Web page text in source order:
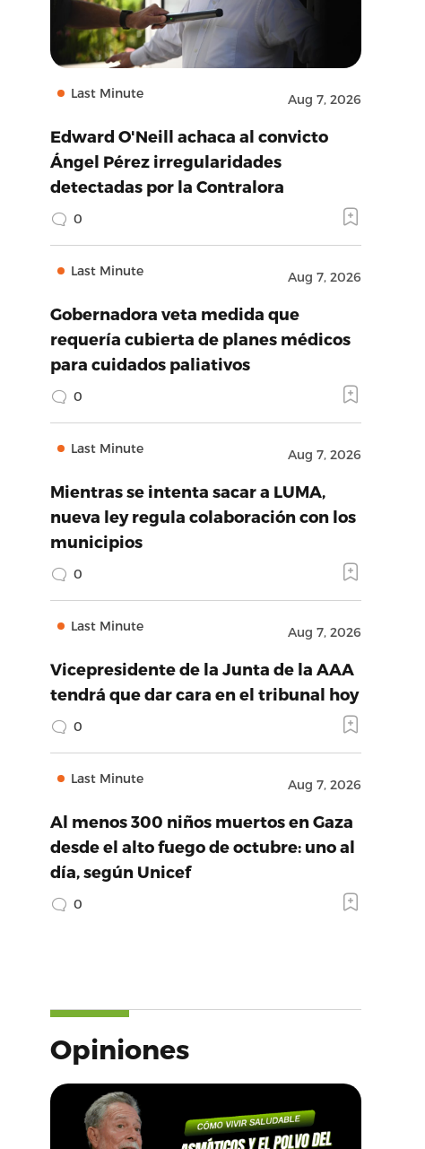
Last Minute Aug 7, 2026
Edward O'Neill achaca al convicto
Ángel Pérez irregularidades
detectadas por la Contralora
0
Last Minute Aug 7, 2026
Gobernadora veta medida que
requería cubierta de planes médicos
para cuidados paliativos
0
Last Minute Aug 7, 2026
Mientras se intenta sacar a LUMA,
nueva ley regula colaboración con los
municipios
0
Last Minute Aug 7, 2026
Vicepresidente de la Junta de la AAA
tendrá que dar cara en el tribunal hoy
0
Last Minute Aug 7, 2026
Al menos 300 niños muertos en Gaza
desde el alto fuego de octubre: uno al
día, según Unicef
0
Opiniones